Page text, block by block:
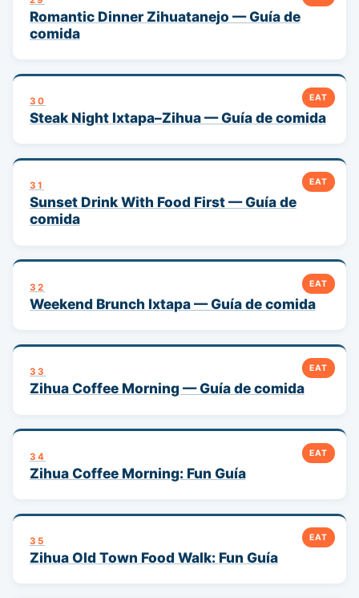
Romantic Dinner Zihuatanejo — Guía de
comida
EAT
30
Steak Night Ixtapa–Zihua — Guía de comida
EAT
31
Sunset Drink With Food First — Guía de
comida
EAT
32
Weekend Brunch Ixtapa — Guía de comida
EAT
33
Zihua Coffee Morning — Guía de comida
EAT
34
Zihua Coffee Morning: Fun Guía
EAT
35
Zihua Old Town Food Walk: Fun Guía